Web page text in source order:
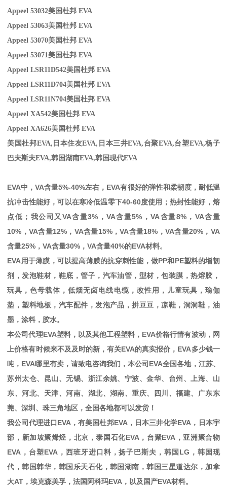
Appeel 53032美国杜邦 EVA
Appeel 53063美国杜邦 EVA
Appeel 53070美国杜邦 EVA
Appeel 53071美国杜邦 EVA
Appeel LSR11D542美国杜邦 EVA
Appeel LSR11D704美国杜邦 EVA
Appeel LSR11N704美国杜邦 EVA
Appeel XA542美国杜邦 EVA
Appeel XA626美国杜邦 EVA
美国杜邦EVA, 日本住友EVA, 日本三井EVA,台聚EVA,台塑EVA,杨子
巴夫斯夫EVA,韩国湖南EVA,韩国现代EVA
EVA中，VA含量5%-40%左右， EVA有很好的弹性和柔韧度，耐低温
抗冲击性能好，可以在寒冷低温零下40-60度使用；热封性能好，熔
点低；我公司又 VA含量3% ，VA含量5% ，VA含量8%， VA含量
10% ， VA含量12% ， VA含量15%，VA含量18% ，VA含量20% ， VA
含量25% ，VA含量30% ，VA含量40%的EVA材料。
EVA用于薄膜，可以提高薄膜的抗穿刺性能，做PP和PE塑料的增韧
剂，发泡鞋材，鞋底，管子，汽车油管，型材，包装膜，热熔胶，
玩具，色母载体，低烟无卤电线电缆，改性用，儿童玩具，瑜伽
垫，塑料地板，汽车配件，发泡产品，拼豆豆，凉鞋，洞洞鞋，油
墨，涂料，胶水。
本公司代理EVA塑料，以及其他工程塑料， EVA价格行情有波动，网
上价格有时候来不及及时的新，有关EVA的真实报价， EVA多少钱一
吨， EVA哪里有卖，请致电咨询我们，本公司 EVA全国各地，江苏、
苏州太仓、昆山、无锡、浙江余姚、宁波、金华、台州、上海、山
东、河北、天津、河南、湖北、湖南、重庆、四川、福建、广东东
莞、深圳、珠三角地区，全国各地都可以发货！
我公司代理进口EVA，有美国杜邦EVA，日本三井化学EVA ，日本宇
部，新加坡聚烯烃，北京，泰国石化EVA，台聚EVA ，亚洲聚合物
EVA ，台塑EVA ，西班牙进口料，扬子巴斯夫，韩国 LG ，韩国现
代，韩国韩华，韩国乐天石化，韩国湖南，韩国三星道达尔，加拿
大AT ，埃克森美孚，法国阿科玛EVA ，以及国产EVA材料。